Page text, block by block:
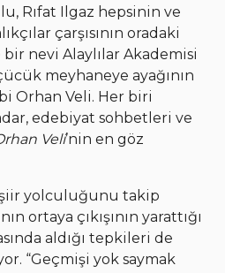
Rıfat Ilgaz hepsinin ve
çarşısının oradaki
bir nevi Alaylılar Akademisi
meyhaneye ayağının
Orhan Veli. Her biri
edebiyat sohbetleri ve
Veli’nin en göz
şiir yolculuğunu takip
ortaya çıkışının yarattığı
aldığı tepkileri de
“Geçmişi yok saymak